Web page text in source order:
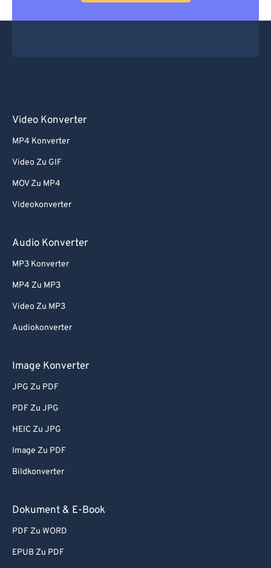
Video Konverter
MP4 Konverter
Video Zu GIF
MOV Zu MP4
Videokonverter
Audio Konverter
MP3 Konverter
MP4 Zu MP3
Video Zu MP3
Audiokonverter
Image Konverter
JPG Zu PDF
PDF Zu JPG
HEIC Zu JPG
Image Zu PDF
Bildkonverter
Dokument & E-Book
PDF Zu WORD
EPUB Zu PDF